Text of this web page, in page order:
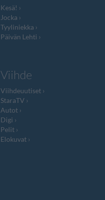
Kesä!
Jocka
Tyyliniekka
Päivän Lehti
Viihde
Viihdeuutiset
StaraTV
Autot
Digi
Pelit
Elokuvat